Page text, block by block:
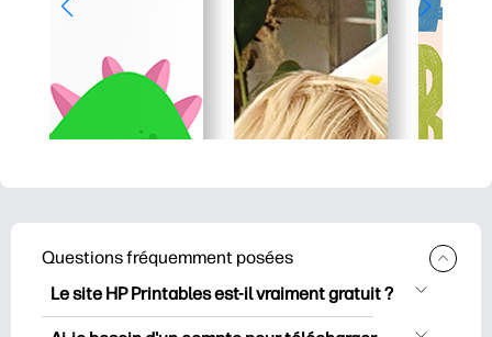
Questions fréquemment posées
Le site HP Printables est-il vraiment gratuit ?
HP Printables propose plus de 2500